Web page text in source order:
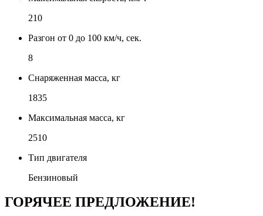
210
Разгон от 0 до 100 км/ч, сек.
8
Снаряженная масса, кг
1835
Максимальная масса, кг
2510
Тип двигателя
Бензиновый
ГОРЯЧЕЕ ПРЕДЛОЖЕНИЕ!